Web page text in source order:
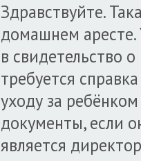
Здравствуйте.
домашнем аресте.
в свидетельство
требуется
уходу за
документы, если
является